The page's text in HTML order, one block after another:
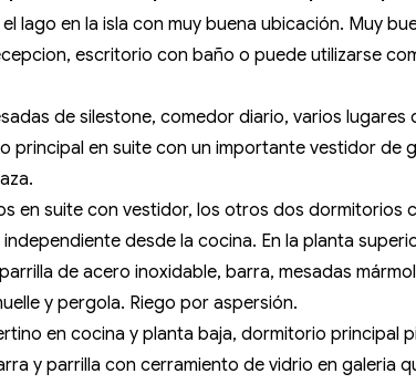
lago en la isla con muy buena ubicación. Muy
escritorio con baño o puede utilizarse
de silestone, comedor diario, varios
principal en suite con un importante vestidor de
en suite con vestidor, los otros dos dormitorios
desde la cocina. En la planta
de acero inoxidable, barra, mesadas
y pergola. Riego por aspersión.
en cocina y planta baja, dormitorio
y parrilla con cerramiento de vidrio en galeria